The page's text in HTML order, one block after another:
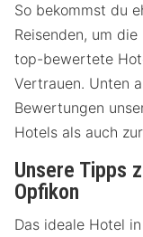
So bekommst du
Reisenden, um
top-bewertete
Vertrauen. Unten
Bewertungen
Hotels als auch
Unsere Tipps
Opfikon
Das ideale Hotel